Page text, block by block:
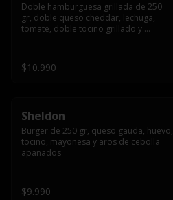
Doble hamburguesa grillada de 250
gr, doble queso cheddar, lechuga,
tomate, doble tocino grillado y
salsa de queso cheddar.
$10.990
Sheldon
Burger de 250 gr, queso gauda, huevo,
tocino, mayonesa y aros de cebolla
apanados
$9.990